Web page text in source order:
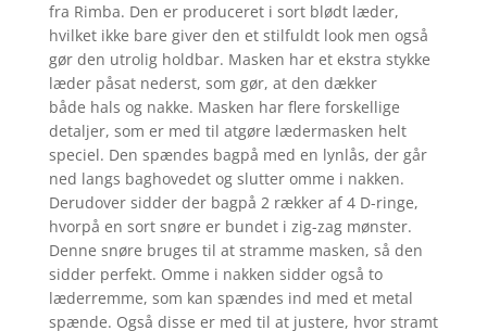
baseret
på
kundebed
ømmelse
r
fra Rimba. Den er produceret i sort blødt læder,
hvilket ikke bare giver den et stilfuldt look men også
gør den utrolig holdbar. Masken har et ekstra stykke
læder påsat nederst, som gør, at den dækker
både hals og nakke. Masken har flere forskellige
detaljer, som er med til atgøre lædermasken helt
speciel. Den spændes bagpå med en lynlås, der går
ned langs baghovedet og slutter omme i nakken.
Derudover sidder der bagpå 2 rækker af 4 D-ringe,
hvorpå en sort snøre er bundet i zig-zag mønster.
Denne snøre bruges til at stramme masken, så den
sidder perfekt. Omme i nakken sidder også to
læderremme, som kan spændes ind med et metal
spænde. Også disse er med til at justere, hvor stramt